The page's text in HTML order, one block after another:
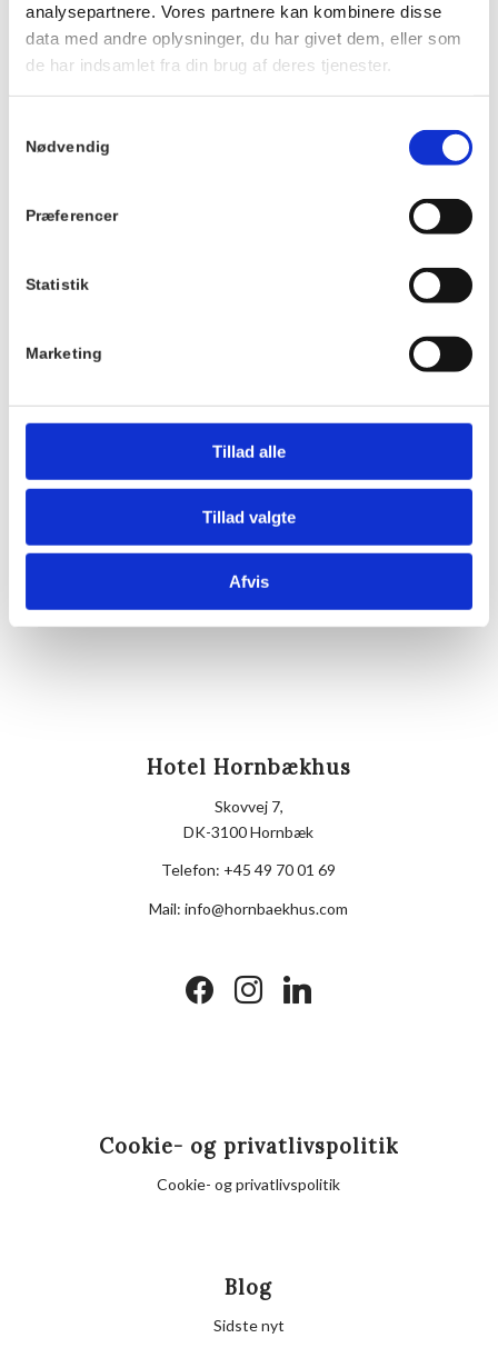
analysepartnere. Vores partnere kan kombinere disse
data med andre oplysninger, du har givet dem, eller som
de har indsamlet fra din brug af deres tjenester.
Nødvendig
Præferencer
Statistik
Marketing
Tillad alle
Tillad valgte
Afvis
Du kan se menuenHER.
Info
Dato:
Serie:
Pris:
Sted
Skovvej 7
Telefon
Hotel Hornbækhus
Skovvej 7,
DK-3100 Hornbæk
Telefon: +45 49 70 01 69
Mail:info@hornbaekhus.com
facebookinstagramlinkedin
Cookie- og privatlivspolitik
Cookie- og privatlivspolitik
Blog
Sidste nyt